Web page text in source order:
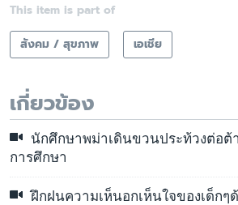
This item is part of
สังคม / สุขภาพ
เอเชีย
เกี่ยวข้อง
นักศึกษาพม่าเดินขวนประท้วงต่อต้
การศึกษา
ฝึกฝนความเห็นอกเห็นใจของเด็กๆ